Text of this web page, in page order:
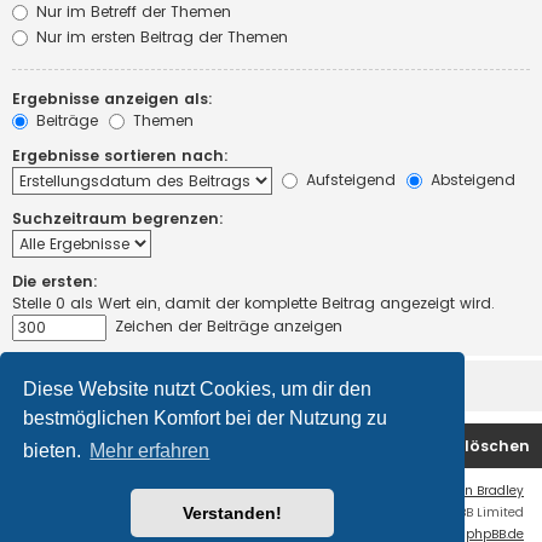
Diese Website nutzt Cookies, um dir den
bestmöglichen Komfort bei der Nutzung zu
bieten. Mehr erfahren
Verstanden!
Nur im Betreff der Themen
Nur im ersten Beitrag der Themen
Ergebnisse anzeigen als:
Beiträge
Themen
Ergebnisse sortieren nach:
Aufsteigend
Absteigend
Suchzeitraum begrenzen:
Die ersten:
Stelle 0 als Wert ein, damit der komplette Beitrag angezeigt wird.
Zeichen der Beiträge anzeigen
Startseite Foren-Übersicht Alle Cookies löschen
Ian Bradley
Powered byphpBB
® Forum Software © phpBB Limited
Deutsche Übersetzung durch phpBB.de